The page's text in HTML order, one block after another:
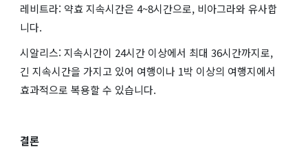
레비트라: 약효 지속시간은 4~8시간으로, 비아그라와 유사합
니다.
시알리스: 지속시간이 24시간 이상에서 최대 36시간까지로,
긴 지속시간을 가지고 있어 여행이나 1박 이상의 여행지에서
효과적으로 복용할 수 있습니다.
결론